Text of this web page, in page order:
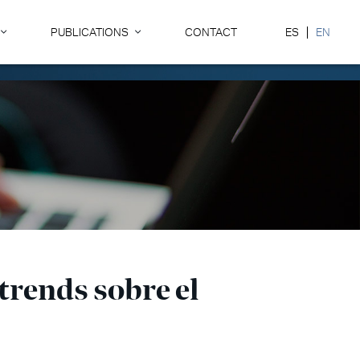
PUBLICATIONS CONTACT ES EN
sobre el